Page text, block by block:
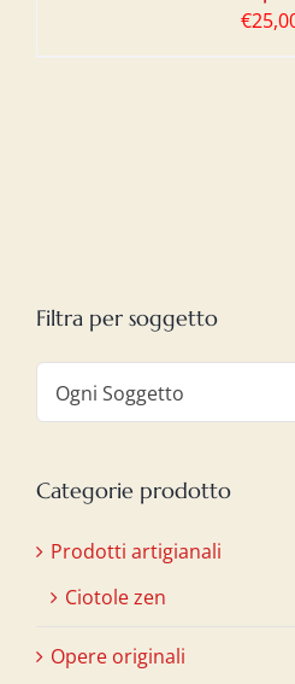
€
Filtra per soggetto
Ogni Soggetto
Categorie prodotto
Prodotti artigianali
Ciotole zen
Opere originali